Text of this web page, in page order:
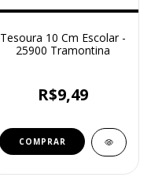
Tesoura 10 Cm Escolar -
25900 Tramontina
R$9,49